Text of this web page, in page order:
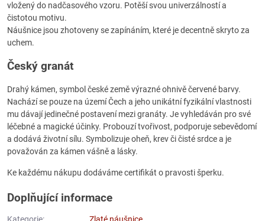
vložený do nadčasového vzoru. Potěší svou univerzálností a
čistotou motivu.
Náušnice jsou zhotoveny se zapínáním, které je decentně skryto za
uchem.
Český granát
Drahý kámen, symbol české země výrazné ohnivě červené barvy.
Nachází se pouze na území Čech a jeho unikátní fyzikální vlastnosti
mu dávají jedinečné postavení mezi granáty. Je vyhledáván pro své
léčebné a magické účinky. Probouzí tvořivost, podporuje sebevědomí
a dodává životní sílu. Symbolizuje oheň, krev či čisté srdce a je
považován za kámen vášně a lásky.
Ke každému nákupu dodáváme certifikát o pravosti šperku.
Doplňující informace